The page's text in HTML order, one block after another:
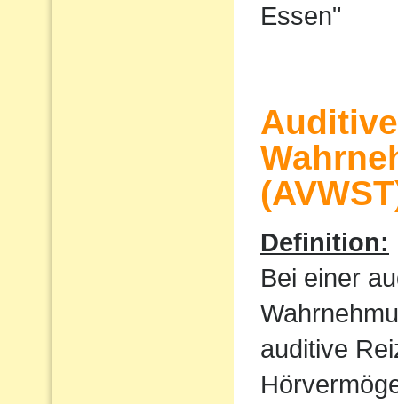
Essen"
Definition:
Bei einer
auditive